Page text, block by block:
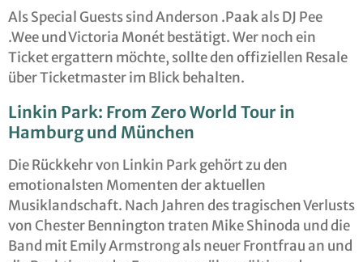
Als Special Guests sind Anderson .Paak als DJ Pee
.Wee und Victoria Monét bestätigt. Wer noch ein
Ticket ergattern möchte, sollte den offiziellen Resale
über Ticketmaster im Blick behalten.
Linkin Park: From Zero World Tour in
Hamburg und München
Die Rückkehr von Linkin Park gehört zu den
emotionalsten Momenten der aktuellen
Musiklandschaft. Nach Jahren des tragischen Verlusts
von Chester Bennington traten Mike Shinoda und die
Band mit Emily Armstrong als neuer Frontfrau an und